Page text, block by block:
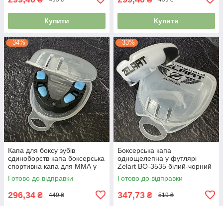
Купити Купити
–34%
Капа для боксу зубів
єдиноборств капа боксерська
спортивна капа для ММА у
футлярі BO-0062 чорний-
синій
Готово до відправки
296,34 ₴ 449 ₴
–33%
Боксерська капа
однощелепна у футлярі
Zelart BO-3535 білий-чорний
Готово до відправки
347,73 ₴ 519 ₴